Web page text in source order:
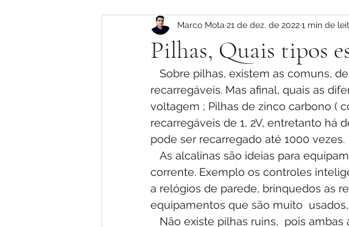
Pilhas, Quais tipos
Marco Mota 21 de dez. de 20221 min de
recarregáveis. Mas afinal, quais as
voltagem ; Pilhas de zinco carbono (
recarregáveis de 1, 2V, entretanto há
pode ser recarregado até 1000 vezes.
corrente. Exemplo os controles
a relógios de parede, brinquedos as
equipamentos que são muito